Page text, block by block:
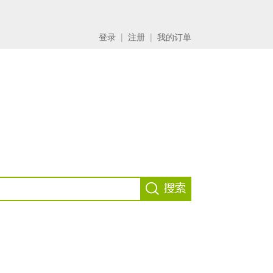
登录 | 注册 | 我的订单